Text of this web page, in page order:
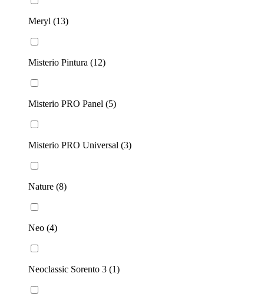
Meryl (13)
Misterio Pintura (12)
Misterio PRO Panel (5)
Misterio PRO Universal (3)
Nature (8)
Neo (4)
Neoclassic Sorento 3 (1)